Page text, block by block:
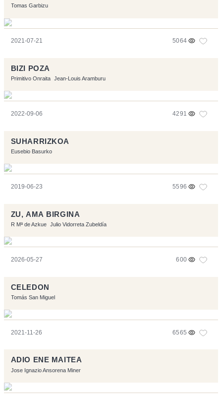
Tomas Garbizu
2021-07-21 5064
BIZI POZA
Primitivo Onraita Jean-Louis Aramburu
2022-09-06 4291
SUHARRIZKOA
Eusebio Basurko
2019-06-23 5596
ZU, AMA BIRGINA
R Mª de Azkue Julio Vidorreta Zubeldía
2026-05-27 600
CELEDON
Tomás San Miguel
2021-11-26 6565
ADIO ENE MAITEA
Jose Ignazio Ansorena Miner